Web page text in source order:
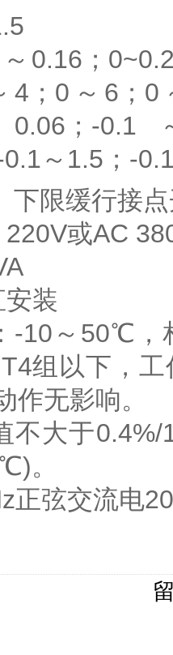
0.16；
4；0～6；
0.06；-
～1.5；-
下限缓行接
或AC
装
-10～50℃，
组以下，
作无影响。
不大于
。
正弦交流电